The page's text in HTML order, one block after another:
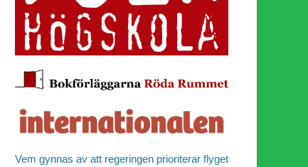
Vem gynnas av att regeringen prioriterar flyget